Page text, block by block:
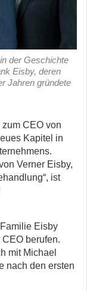
der Geschichte
Eisby, deren
Jahren gründete
CEO von
Kapitel in
Verner Eisby,
ist
Eisby
berufen.
mit Michael
nach den ersten